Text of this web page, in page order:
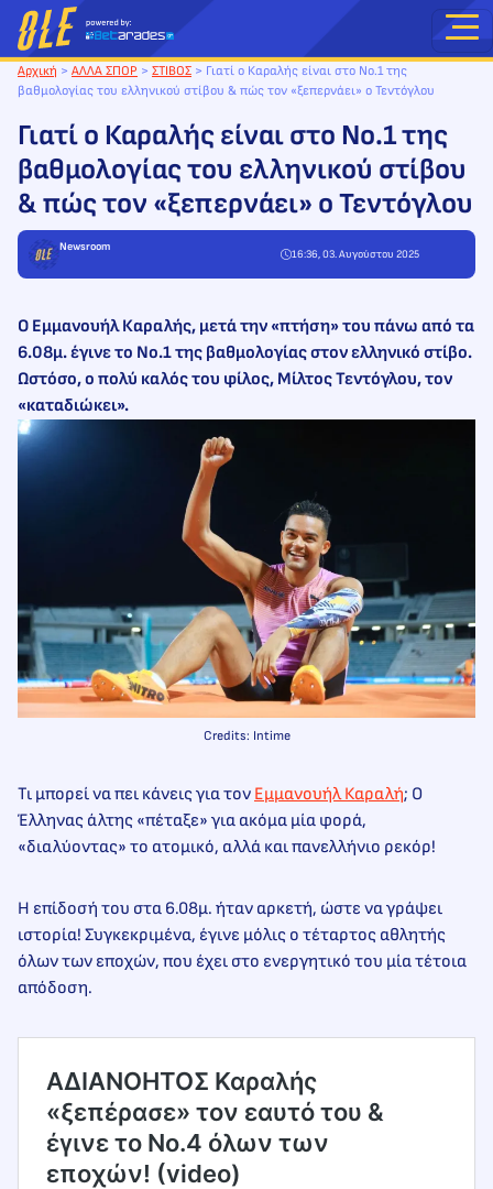
Μετάβαση
στο
περιεχόμενο
Αρχική > ΑΛΛΑ ΣΠΟΡ > ΣΤΙΒΟΣ > Γιατί ο Καραλής είναι στο Νο.1 της
βαθμολογίας του ελληνικού στίβου & πώς τον «ξεπερνάει» ο Τεντόγλου
Γιατί ο Καραλής είναι στο Νο.1 της
βαθμολογίας του ελληνικού στίβου
& πώς τον «ξεπερνάει» ο Τεντόγλου
Newsroom
16:36, 03. Αυγούστου 2025
Ο Εμμανουήλ Καραλής, μετά την «πτήση» του πάνω από τα
6.08μ. έγινε το Νο.1 της βαθμολογίας στον ελληνικό στίβο.
Ωστόσο, ο πολύ καλός του φίλος, Μίλτος Τεντόγλου, τον
«καταδιώκει».
Credits: Intime
Τι μπορεί να πει κάνεις για τον Εμμανουήλ Καραλή; Ο
Έλληνας άλτης «πέταξε» για ακόμα μία φορά,
«διαλύοντας» το ατομικό, αλλά και πανελλήνιο ρεκόρ!
Η επίδοσή του στα 6.08μ. ήταν αρκετή, ώστε να γράψει
ιστορία! Συγκεκριμένα, έγινε μόλις ο τέταρτος αθλητής
όλων των εποχών, που έχει στο ενεργητικό του μία τέτοια
απόδοση.
ΑΔΙΑΝΟΗΤΟΣ Καραλής
«ξεπέρασε» τον εαυτό του &
έγινε το Νο.4 όλων των
εποχών! (video)